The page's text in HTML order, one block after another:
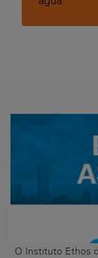
O Instituto Ethos